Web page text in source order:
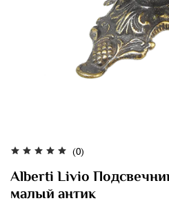
(0)
Alberti Livio
малый антик